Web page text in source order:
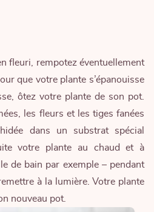
fleuri, rempotez éventuellement
que votre plante s’épanouisse
ôtez votre plante de son pot.
les fleurs et les tiges fanées
dans un substrat spécial
votre plante au chaud et à
de bain par exemple – pendant
à la lumière. Votre plante
nouveau pot.